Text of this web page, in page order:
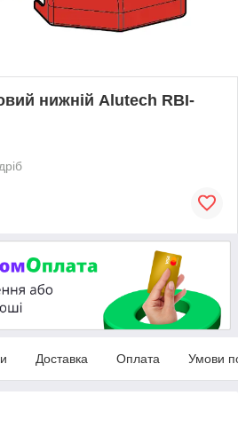
нижній Alutech RBI-
Доставка Оплата Умови